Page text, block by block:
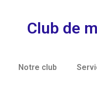
Club de
Notre club